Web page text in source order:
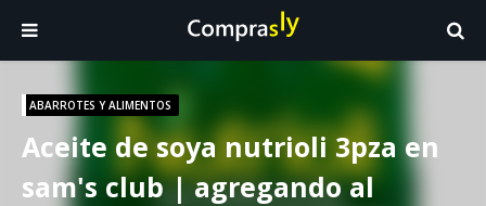
ABARROTES Y ALIMENTOS
Aceite de soya nutrioli 3pza en
sam's club | agregando al